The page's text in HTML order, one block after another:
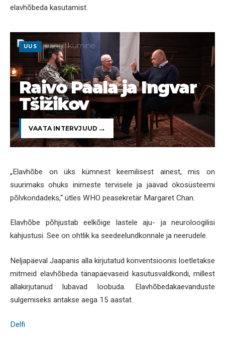
elavhõbeda kasutamist.
UUS
Raivo Paala ja Ingvar
Tšižikov
VAATA INTERVJUUD
„Elavhõbe on üks kümnest keemilisest ainest, mis on
suurimaks ohuks inimeste tervisele ja jäävad ökosüsteemi
põlvkondadeks,“ ütles WHO peasekretär Margaret Chan.
Elavhõbe põhjustab eelkõige lastele aju- ja neuroloogilisi
kahjustusi. See on ohtlik ka seedeelundkonnale ja neerudele.
Neljapäeval Jaapanis alla kirjutatud konventsioonis loetletakse
mitmeid elavhõbeda tänapäevaseid kasutusvaldkondi, millest
allakirjutanud lubavad loobuda. Elavhõbedakaevanduste
sulgemiseks antakse aega 15 aastat.
Delfi